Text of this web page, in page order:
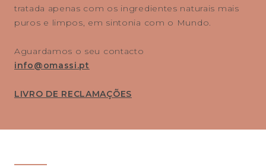
tratada apenas com os ingredientes naturais mais
puros e limpos, em sintonia com o Mundo.
Aguardamos o seu contacto
info@omassi.pt
LIVRO DE RECLAMAÇÕES